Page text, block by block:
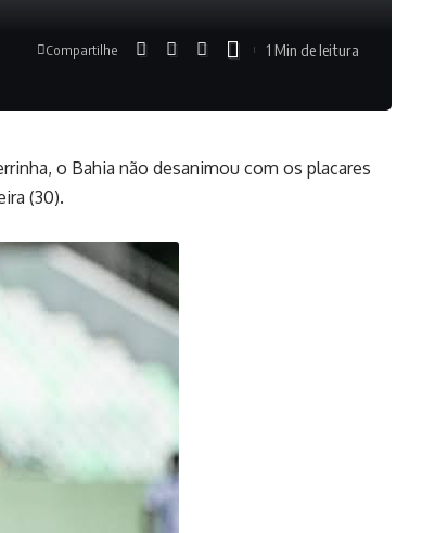
Compartilhe 1 Min de leitura
o Bahia não desanimou com os placares
(30).